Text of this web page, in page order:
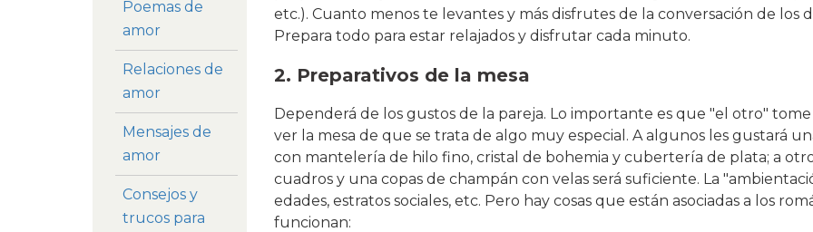
etc.). Cuanto menos te levantes y más disfrutes de la conversación de los
Prepara todo para estar relajados y disfrutar cada minuto.
2. Preparativos de la mesa
Dependerá de los gustos de la pareja. Lo importante es que "el otro"
ver la mesa de que se trata de algo muy especial. A algunos les gustará
con mantelería de hilo fino, cristal de bohemia y cubertería de plata; a
cuadros y una copas de champán con velas será suficiente. La
edades, estratos sociales, etc. Pero hay cosas que están asociadas a los
funcionan:
Poemas de
amor
Relaciones de
amor
Mensajes de
amor
Consejos y
trucos para